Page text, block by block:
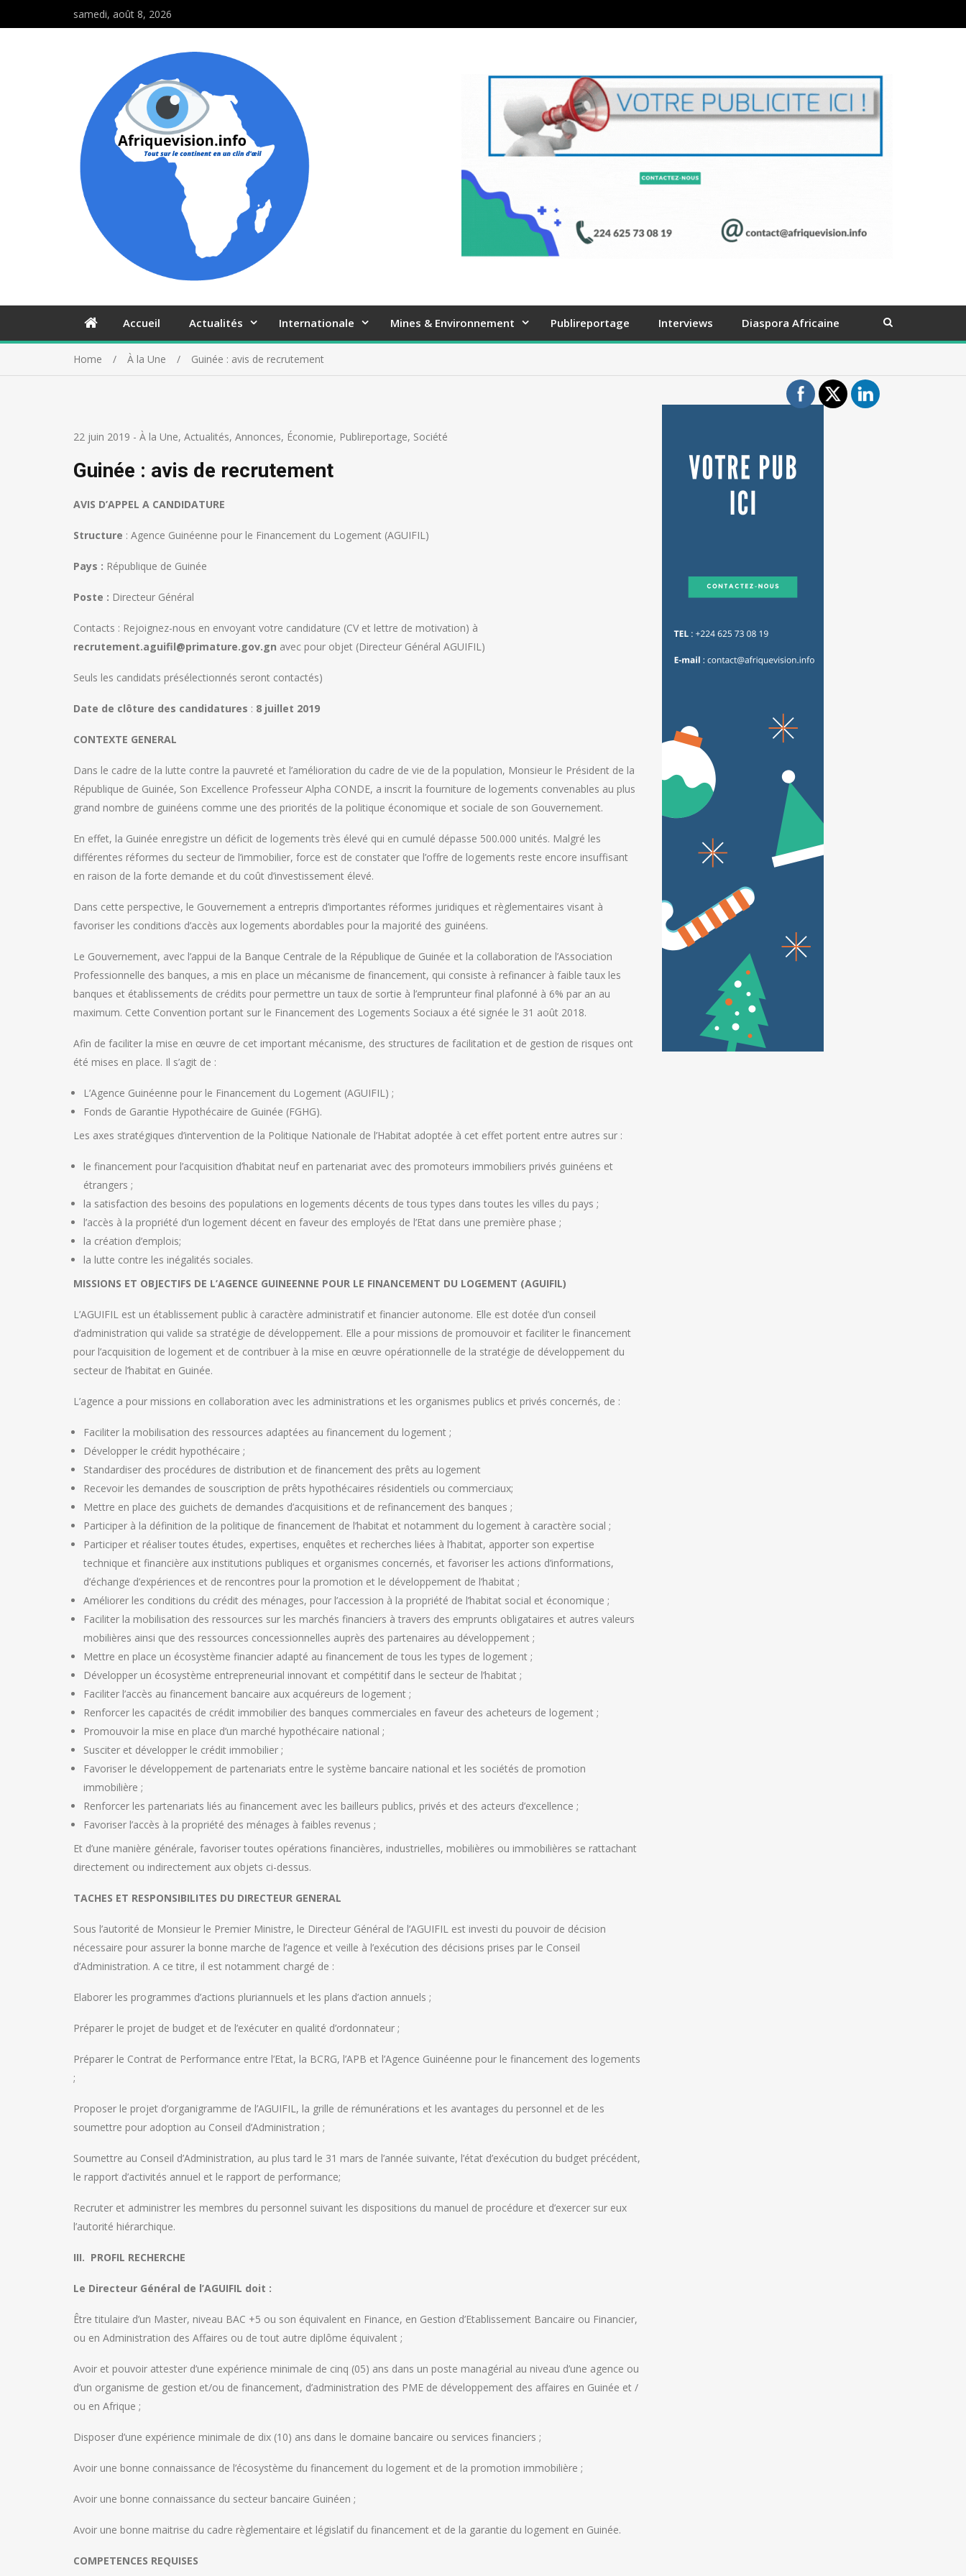
samedi, août 8, 2026
Accueil Actualités Internationale Mines & Environnement Publireportage Interviews Diaspora Africaine
Home À la Une Guinée : avis de recrutement
22 juin 2019 - À la Une, Actualités, Annonces, Économie, Publireportage, Société
Guinée : avis de recrutement
AVIS D’APPEL A CANDIDATURE
Structure : Agence Guinéenne pour le Financement du Logement (AGUIFIL)
Pays : République de Guinée
Poste : Directeur Général
Contacts : Rejoignez-nous en envoyant votre candidature (CV et lettre de motivation) à
recrutement.aguifil@primature.gov.gn avec pour objet (Directeur Général AGUIFIL)
Seuls les candidats présélectionnés seront contactés)
Date de clôture des candidatures : 8 juillet 2019
CONTEXTE GENERAL
Dans le cadre de la lutte contre la pauvreté et l’amélioration du cadre de vie de la population, Monsieur le Président de la
République de Guinée, Son Excellence Professeur Alpha CONDE, a inscrit la fourniture de logements convenables au plus
grand nombre de guinéens comme une des priorités de la politique économique et sociale de son Gouvernement.
En effet, la Guinée enregistre un déficit de logements très élevé qui en cumulé dépasse 500.000 unités. Malgré les
différentes réformes du secteur de l’immobilier, force est de constater que l’offre de logements reste encore insuffisant
en raison de la forte demande et du coût d’investissement élevé.
Dans cette perspective, le Gouvernement a entrepris d’importantes réformes juridiques et règlementaires visant à
favoriser les conditions d’accès aux logements abordables pour la majorité des guinéens.
Le Gouvernement, avec l’appui de la Banque Centrale de la République de Guinée et la collaboration de l’Association
Professionnelle des banques, a mis en place un mécanisme de financement, qui consiste à refinancer à faible taux les
banques et établissements de crédits pour permettre un taux de sortie à l’emprunteur final plafonné à 6% par an au
maximum. Cette Convention portant sur le Financement des Logements Sociaux a été signée le 31 août 2018.
Afin de faciliter la mise en œuvre de cet important mécanisme, des structures de facilitation et de gestion de risques ont
été mises en place. Il s’agit de :
L’Agence Guinéenne pour le Financement du Logement (AGUIFIL) ;
Fonds de Garantie Hypothécaire de Guinée (FGHG).
Les axes stratégiques d’intervention de la Politique Nationale de l’Habitat adoptée à cet effet portent entre autres sur :
le financement pour l’acquisition d’habitat neuf en partenariat avec des promoteurs immobiliers privés guinéens et
étrangers ;
la satisfaction des besoins des populations en logements décents de tous types dans toutes les villes du pays ;
l’accès à la propriété d’un logement décent en faveur des employés de l’Etat dans une première phase ;
la création d’emplois;
la lutte contre les inégalités sociales.
MISSIONS ET OBJECTIFS DE L’AGENCE GUINEENNE POUR LE FINANCEMENT DU LOGEMENT (AGUIFIL)
L’AGUIFIL est un établissement public à caractère administratif et financier autonome. Elle est dotée d’un conseil
d’administration qui valide sa stratégie de développement. Elle a pour missions de promouvoir et faciliter le financement
pour l’acquisition de logement et de contribuer à la mise en œuvre opérationnelle de la stratégie de développement du
secteur de l’habitat en Guinée.
L’agence a pour missions en collaboration avec les administrations et les organismes publics et privés concernés, de :
Faciliter la mobilisation des ressources adaptées au financement du logement ;
Développer le crédit hypothécaire ;
Standardiser des procédures de distribution et de financement des prêts au logement
Recevoir les demandes de souscription de prêts hypothécaires résidentiels ou commerciaux;
Mettre en place des guichets de demandes d’acquisitions et de refinancement des banques ;
Participer à la définition de la politique de financement de l’habitat et notamment du logement à caractère social ;
Participer et réaliser toutes études, expertises, enquêtes et recherches liées à l’habitat, apporter son expertise
technique et financière aux institutions publiques et organismes concernés, et favoriser les actions d’informations,
d’échange d’expériences et de rencontres pour la promotion et le développement de l’habitat ;
Améliorer les conditions du crédit des ménages, pour l’accession à la propriété de l’habitat social et économique ;
Faciliter la mobilisation des ressources sur les marchés financiers à travers des emprunts obligataires et autres valeurs
mobilières ainsi que des ressources concessionnelles auprès des partenaires au développement ;
Mettre en place un écosystème financier adapté au financement de tous les types de logement ;
Développer un écosystème entrepreneurial innovant et compétitif dans le secteur de l’habitat ;
Faciliter l’accès au financement bancaire aux acquéreurs de logement ;
Renforcer les capacités de crédit immobilier des banques commerciales en faveur des acheteurs de logement ;
Promouvoir la mise en place d’un marché hypothécaire national ;
Susciter et développer le crédit immobilier ;
Favoriser le développement de partenariats entre le système bancaire national et les sociétés de promotion
immobilière ;
Renforcer les partenariats liés au financement avec les bailleurs publics, privés et des acteurs d’excellence ;
Favoriser l’accès à la propriété des ménages à faibles revenus ;
Et d’une manière générale, favoriser toutes opérations financières, industrielles, mobilières ou immobilières se rattachant
directement ou indirectement aux objets ci-dessus.
TACHES ET RESPONSIBILITES DU DIRECTEUR GENERAL
Sous l’autorité de Monsieur le Premier Ministre, le Directeur Général de l’AGUIFIL est investi du pouvoir de décision
nécessaire pour assurer la bonne marche de l’agence et veille à l’exécution des décisions prises par le Conseil
d’Administration. A ce titre, il est notamment chargé de :
Elaborer les programmes d’actions pluriannuels et les plans d’action annuels ;
Préparer le projet de budget et de l’exécuter en qualité d’ordonnateur ;
Préparer le Contrat de Performance entre l’Etat, la BCRG, l’APB et l’Agence Guinéenne pour le financement des logements
;
Proposer le projet d’organigramme de l’AGUIFIL, la grille de rémunérations et les avantages du personnel et de les
soumettre pour adoption au Conseil d’Administration ;
Soumettre au Conseil d’Administration, au plus tard le 31 mars de l’année suivante, l’état d’exécution du budget précédent,
le rapport d’activités annuel et le rapport de performance;
Recruter et administrer les membres du personnel suivant les dispositions du manuel de procédure et d’exercer sur eux
l’autorité hiérarchique.
III. PROFIL RECHERCHE
Le Directeur Général de l’AGUIFIL doit :
Être titulaire d’un Master, niveau BAC +5 ou son équivalent en Finance, en Gestion d’Etablissement Bancaire ou Financier,
ou en Administration des Affaires ou de tout autre diplôme équivalent ;
Avoir et pouvoir attester d’une expérience minimale de cinq (05) ans dans un poste managérial au niveau d’une agence ou
d’un organisme de gestion et/ou de financement, d’administration des PME de développement des affaires en Guinée et /
ou en Afrique ;
Disposer d’une expérience minimale de dix (10) ans dans le domaine bancaire ou services financiers ;
Avoir une bonne connaissance de l’écosystème du financement du logement et de la promotion immobilière ;
Avoir une bonne connaissance du secteur bancaire Guinéen ;
Avoir une bonne maitrise du cadre règlementaire et législatif du financement et de la garantie du logement en Guinée.
COMPETENCES REQUISES